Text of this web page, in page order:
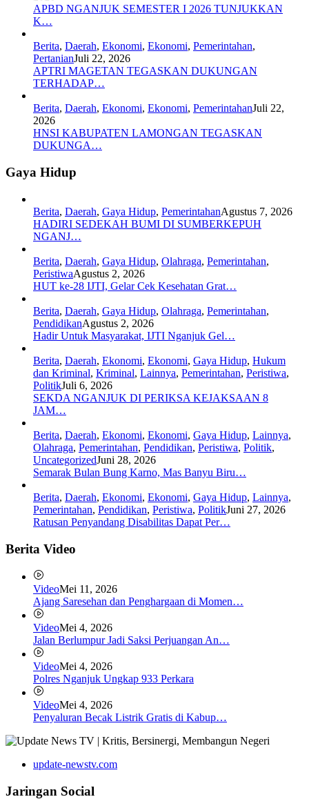
APBD NGANJUK SEMESTER I 2026 TUNJUKKAN
K…
Berita, Daerah, Ekonomi, Ekonomi, Pemerintahan,
PertanianJuli 22, 2026
APTRI MAGETAN TEGASKAN DUKUNGAN
TERHADAP…
Berita, Daerah, Ekonomi, Ekonomi, PemerintahanJuli 22,
2026
HNSI KABUPATEN LAMONGAN TEGASKAN
DUKUNGA…
Gaya Hidup
Berita, Daerah, Gaya Hidup, PemerintahanAgustus 7, 2026
HADIRI SEDEKAH BUMI DI SUMBERKEPUH
NGANJ…
Berita, Daerah, Gaya Hidup, Olahraga, Pemerintahan,
PeristiwaAgustus 2, 2026
HUT ke-28 IJTI, Gelar Cek Kesehatan Grat…
Berita, Daerah, Gaya Hidup, Olahraga, Pemerintahan,
PendidikanAgustus 2, 2026
Hadir Untuk Masyarakat, IJTI Nganjuk Gel…
Berita, Daerah, Ekonomi, Ekonomi, Gaya Hidup, Hukum
dan Kriminal, Kriminal, Lainnya, Pemerintahan, Peristiwa,
PolitikJuli 6, 2026
SEKDA NGANJUK DI PERIKSA KEJAKSAAN 8
JAM…
Berita, Daerah, Ekonomi, Ekonomi, Gaya Hidup, Lainnya,
Olahraga, Pemerintahan, Pendidikan, Peristiwa, Politik,
UncategorizedJuni 28, 2026
Semarak Bulan Bung Karno, Mas Banyu Biru…
Berita, Daerah, Ekonomi, Ekonomi, Gaya Hidup, Lainnya,
Pemerintahan, Pendidikan, Peristiwa, PolitikJuni 27, 2026
Ratusan Penyandang Disabilitas Dapat Per…
Berita Video
VideoMei 11, 2026
Ajang Saresehan dan Penghargaan di Momen…
VideoMei 4, 2026
Jalan Berlumpur Jadi Saksi Perjuangan An…
VideoMei 4, 2026
Polres Nganjuk Ungkap 933 Perkara
VideoMei 4, 2026
Penyaluran Becak Listrik Gratis di Kabup…
update-newstv.com
Jaringan Social